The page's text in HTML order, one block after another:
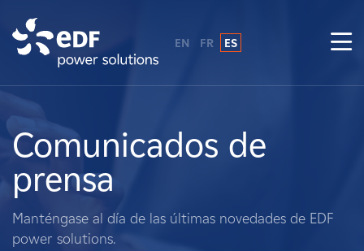
Sobre nosotros
Qué hacemos
Terratenientes
EN FR ES
Comunicados de
prensa
Manténgase al día de las últimas novedades de EDF
power solutions.